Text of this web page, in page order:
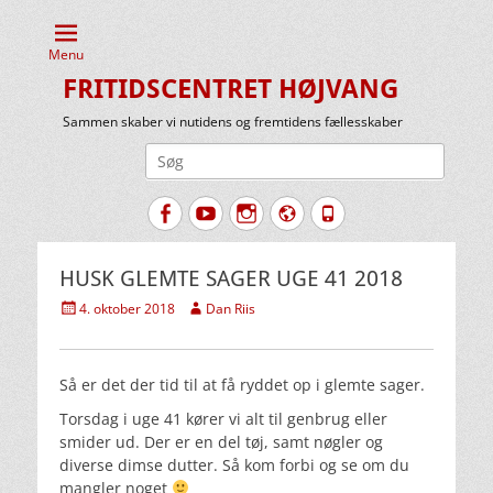
Menu
FRITIDSCENTRET HØJVANG
Sammen skaber vi nutidens og fremtidens fællesskaber
FacebookYouTubeInstagram
Website
Tlf.
HUSK GLEMTE SAGER UGE 41 2018
Udgivet
4. oktober 2018 Forfatter
Dan Riis
Så er det der tid til at få ryddet op i glemte sager.
Torsdag i uge 41 kører vi alt til genbrug eller
smider ud. Der er en del tøj, samt nøgler og
diverse dimse dutter. Så kom forbi og se om du
mangler noget